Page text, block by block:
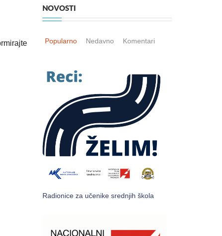
NOVOSTI
Popularno Nedavno Komentari
Radionice za učenike srednjih škola